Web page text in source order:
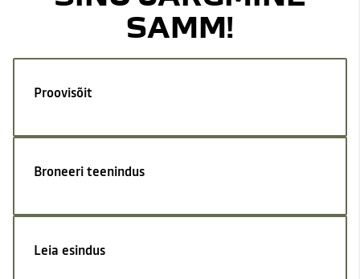
SAMM!
Proovisõit
Broneeri teenindus
Leia esindus